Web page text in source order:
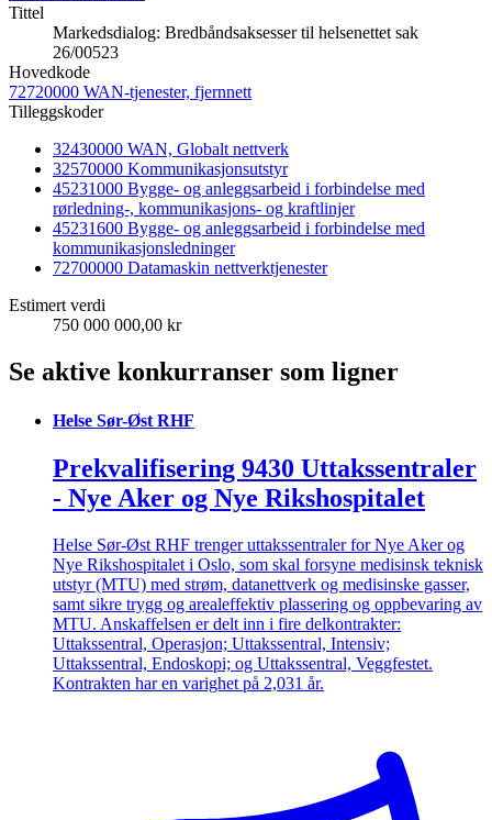
Tittel
Markedsdialog: Bredbåndsaksesser til helsenettet sak
26/00523
Hovedkode
72720000 WAN-tjenester, fjernnett
Tilleggskoder
32430000 WAN, Globalt nettverk
32570000 Kommunikasjonsutstyr
45231000 Bygge- og anleggsarbeid i forbindelse med
rørledning-, kommunikasjons- og kraftlinjer
45231600 Bygge- og anleggsarbeid i forbindelse med
kommunikasjonsledninger
72700000 Datamaskin nettverktjenester
Estimert verdi
750 000 000,00 kr
Se aktive konkurranser som ligner
Helse Sør-Øst RHF
Prekvalifisering 9430 Uttakssentraler
- Nye Aker og Nye Rikshospitalet
Helse Sør-Øst RHF trenger uttakssentraler for Nye Aker og
Nye Rikshospitalet i Oslo, som skal forsyne medisinsk teknisk
utstyr (MTU) med strøm, datanettverk og medisinske gasser,
samt sikre trygg og arealeffektiv plassering og oppbevaring av
MTU. Anskaffelsen er delt inn i fire delkontrakter:
Uttakssentral, Operasjon; Uttakssentral, Intensiv;
Uttakssentral, Endoskopi; og Uttakssentral, Veggfestet.
Kontrakten har en varighet på 2,031 år.